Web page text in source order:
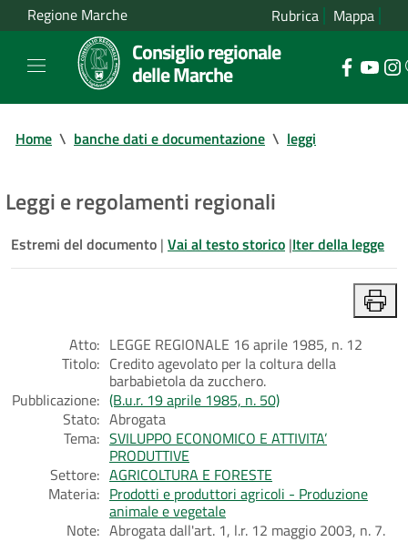
Regione Marche Rubrica Mappa
Consiglio regionale
delle Marche
Home \ banche dati e documentazione \ leggi
Leggi e regolamenti regionali
Estremi del documento | Vai al testo storico |Iter della legge
Atto: LEGGE REGIONALE 16 aprile 1985, n. 12
Titolo: Credito agevolato per la coltura della
barbabietola da zucchero.
Pubblicazione: (B.u.r. 19 aprile 1985, n. 50)
Stato: Abrogata
Tema: SVILUPPO ECONOMICO E ATTIVITA’
PRODUTTIVE
Settore: AGRICOLTURA E FORESTE
Materia: Prodotti e produttori agricoli - Produzione
animale e vegetale
Note: Abrogata dall'art. 1, l.r. 12 maggio 2003, n. 7.